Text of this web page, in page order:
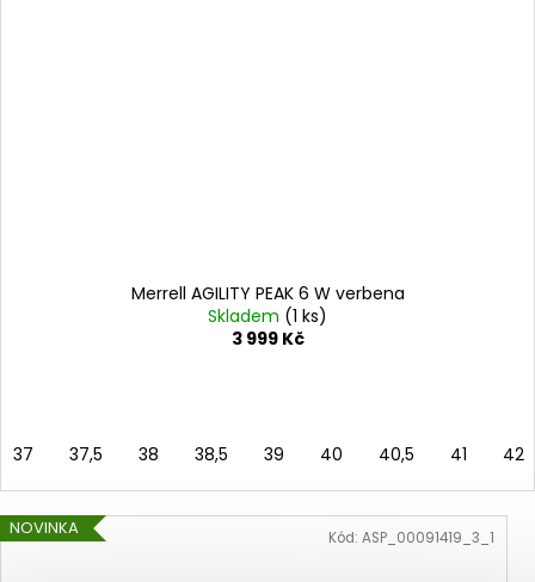
Merrell AGILITY PEAK 6 W verbena
Skladem (1 ks)
3 999 Kč
37 37,5 38 38,5 39 40 40,5 41 42
NOVINKA Kód: ASP_00091419_3_1